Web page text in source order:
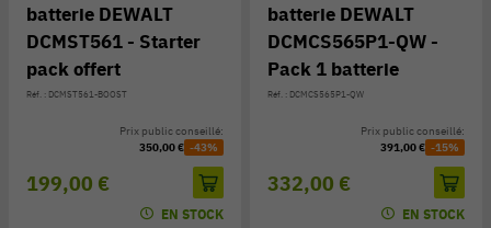
batterie DEWALT
DCMST561 - Starter
pack offert
Réf. : DCMST561-BOOST
199,00 €
Prix public conseillé:
350,00 € -43%
EN STOCK
batterie DEWALT
DCMCS565P1-QW -
Pack 1 batterie
Réf. : DCMCS565P1-QW
332,00 €
Prix public conseillé:
391,00 € -15%
EN STOCK